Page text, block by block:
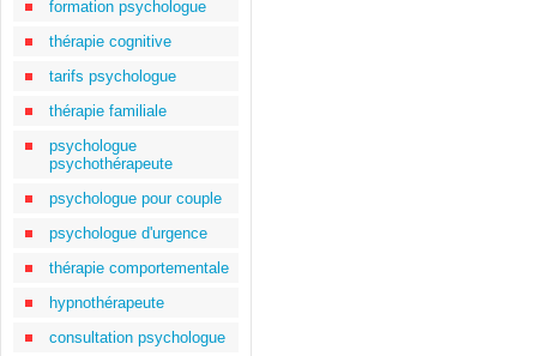
formation psychologue
thérapie cognitive
tarifs psychologue
thérapie familiale
psychologue
psychothérapeute
psychologue pour couple
psychologue d'urgence
thérapie comportementale
hypnothérapeute
consultation psychologue